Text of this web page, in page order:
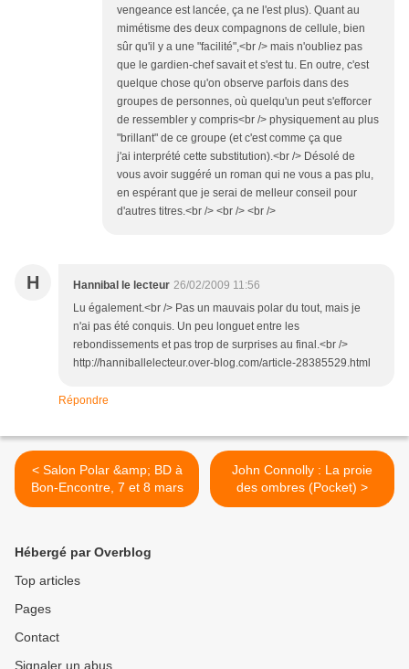
vengeance est lancée, ça ne l'est plus). Quant au
mimétisme des deux compagnons de cellule, bien
sûr qu'il y a une "facilité",<br /> mais n'oubliez pas
que le gardien-chef savait et s'est tu. En outre, c'est
quelque chose qu'on observe parfois dans des
groupes de personnes, où quelqu'un peut s'efforcer
de ressembler y compris<br /> physiquement au plus
"brillant" de ce groupe (et c'est comme ça que
j'ai interprété cette substitution).<br /> Désolé de
vous avoir suggéré un roman qui ne vous a pas plu,
en espérant que je serai de melleur conseil pour
d'autres titres.<br /> <br /> <br />
H Hannibal le lecteur 26/02/2009 11:56
Lu également.<br /> Pas un mauvais polar du tout, mais je
n'ai pas été conquis. Un peu longuet entre les
rebondissements et pas trop de surprises au final.<br />
http://hanniballelecteur.over-blog.com/article-28385529.html
Répondre
< Salon Polar &amp; BD à
Bon-Encontre, 7 et 8 mars
John Connolly : La proie
des ombres (Pocket) >
Hébergé par Overblog
Top articles
Pages
Contact
Signaler un abus